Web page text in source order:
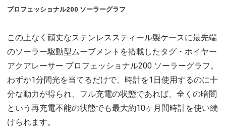
プロフェッショナル200 ソーラーグラフ
この上なく頑丈なステンレススティール製ケースに最先端
のソーラー駆動型ムーブメントを搭載したタグ・ホイヤー
アクアレーサー プロフェッショナル200 ソーラーグラフ。
わずか1分間光を当てるだけで、時計を1日使用するのに十
分な動力が得られ、フル充電の状態であれば、全くの暗闇
という再充電不能の状態でも最大約10ヶ月間時計を使い続
けられます。